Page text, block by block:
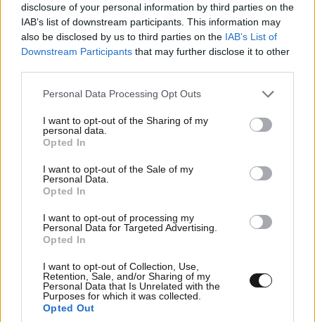
disclosure of your personal information by third parties on the
IAB’s list of downstream participants. This information may
also be disclosed by us to third parties on the IAB’s List of
Downstream Participants that may further disclose it to other
Please note that this website/app uses one or more Google
not limited to your visit or usage behaviour. You may click to
grant or deny consent to Google and its third-party tags to
use your data for below specified purposes in below Google
consent section.
Personal Data Processing Opt Outs
I want to opt-out of the Sharing of my
personal data.
Opted In
I want to opt-out of the Sale of my
Personal Data.
Opted In
I want to opt-out of processing my
Personal Data for Targeted Advertising.
Opted In
I want to opt-out of Collection, Use,
Retention, Sale, and/or Sharing of my
Personal Data that Is Unrelated with the
Purposes for which it was collected.
Opted Out
Για να μην το λέτε… στάνταρ Αλβανοί … Όταν έρθει η
σειρά σας πιστεύω να το πείτε …
Απαντήστε
TRENDING